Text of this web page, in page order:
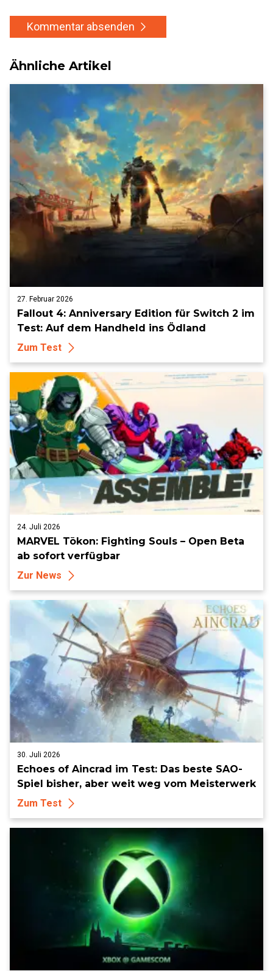
Kommentar absenden
Ähnliche Artikel
27. Februar 2026
Fallout 4: Anniversary Edition für Switch 2 im
Test: Auf dem Handheld ins Ödland
Zum Test
24. Juli 2026
MARVEL Tōkon: Fighting Souls – Open Beta
ab sofort verfügbar
Zur News
30. Juli 2026
Echoes of Aincrad im Test: Das beste SAO-
Spiel bisher, aber weit weg vom Meisterwerk
Zum Test